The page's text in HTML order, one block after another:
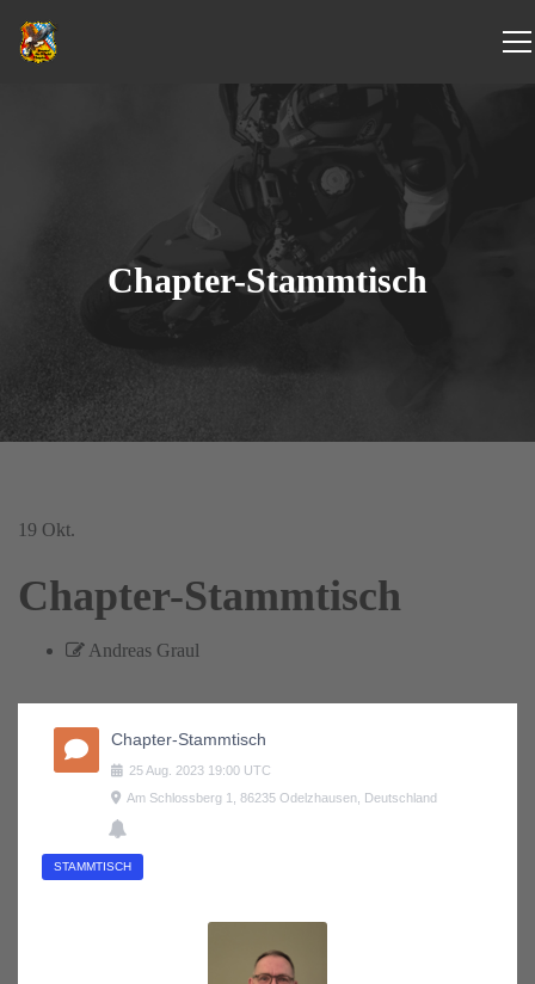
Chapter-Stammtisch
19 Okt.
Chapter-Stammtisch
Andreas Graul
Chapter-Stammtisch
25Aug. 2023 19:00 UTC
Am Schlossberg 1, 86235 Odelzhausen, Deutschland
STAMMTISCH